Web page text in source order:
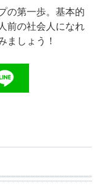
の第一歩。基本的
前の社会人になれ
ましょう！